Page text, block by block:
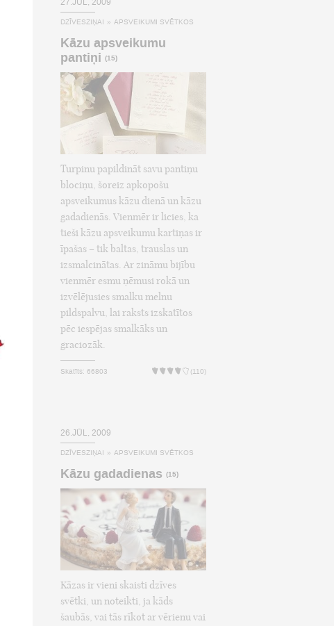
DZĪVESZIŅAI » APSVEIKUMI SVĒTKOS
Kāzu apsveikumu
pantiņi (15)
Turpinu papildināt savu pantiņu
blociņu, šoreiz apkopošu
apsveikumus kāzu dienā un kāzu
gadadienās. Vienmēr ir licies, ka
tieši kāzu apsveikumu kartiņas ir
īpašas – tik baltas, trauslas un
izsmalcinātas. Ar zināmu bijību
vienmēr esmu ņēmusi rokā un
izvēlējusies smalku melnu
pildspalvu, lai raksts izskatītos
pēc iespējas smalkāks un
graciozāk.
Skatīts: 66803 (110)
26.JŪL, 2009
DZĪVESZIŅAI » APSVEIKUMI SVĒTKOS
Kāzu gadadienas (15)
Kāzas ir vieni skaisti dzīves
svētki, un noteikti, ja kāds
šaubās, vai tās rīkot ar vērienu vai